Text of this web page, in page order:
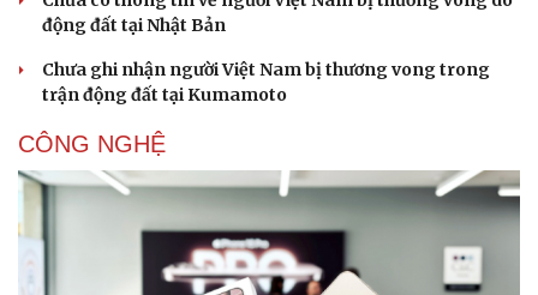
động đất tại Nhật Bản
Chưa ghi nhận người Việt Nam bị thương vong trong
trận động đất tại Kumamoto
CÔNG NGHỆ